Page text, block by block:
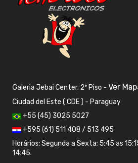
Galeria Jebai Center, 2º Piso - Ver
Ciudad del Este ( CDE ) - Paraguay
+55 (45) 3025 5027
+595 (61) 511 408 / 513 495
Horários: Segunda a Sexta: 5:45 as
14:45.